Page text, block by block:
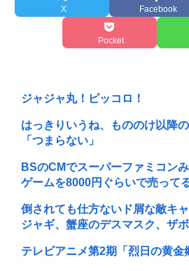
X Facebook
Pocket
ジャジャ丸！ピッコロ！
はっきりいうね、もののけ以降
「つまらない」
BSのCMでスーパーファミコン
ゲームを8000円ぐらいで売って
倒されても仕方ないド屑な敵キ
ジャギ、蟹座のデスマスク、ザ
テレビアニメ第2期「烈日の黄金